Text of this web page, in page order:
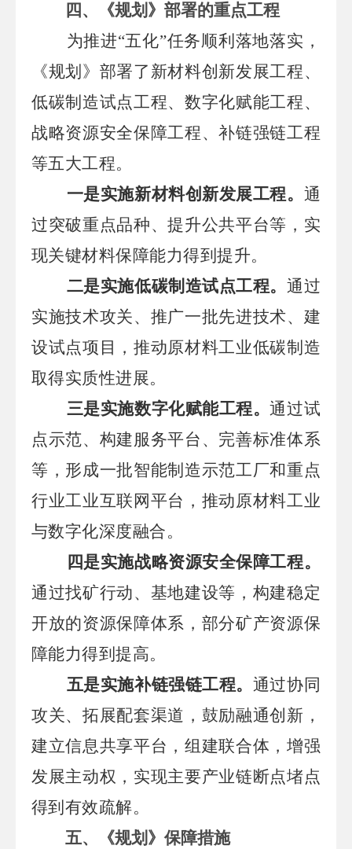
四 、
《规划》部署的重点工程
为推进“五化”任务顺利落地落实，
《规划》部署了新材料创新发展工程、
低碳制造试点工程、数字化赋能工程、
战略资源安全保障工程、补链强链工程
等五大工程。
一是实施新材料创新发展工程。 通
过突破重点品种、提升公共平台等，实
现关键材料保障能力得到提升。
二是实施低碳制造试点工程。 通过
实施技术攻关、推广一批先进技术、建
设试点项目，推动原材料工业低碳制造
取得实质性进展。
三是实施数字化赋能工程。通过试
点示范、构建服务平台、完善标准体系
等，形成一批智能制造示范工厂和重点
行业工业互联网平台，推动原材料工业
与数字化深度融合。
四是实施战略资源安全保障工程。
通过找矿行动、基地建设等，构建稳定
开放的资源保障体系，部分矿产资源保
障能力得到提高。
五是实施补链强链工程。 通过协同
攻关、拓展配套渠道，鼓励融通创新，
建立信息共享平台，组建联合体，增强
发展主动权，实现主要产业链断点堵点
得到有效疏解。
五、《规划》保障措施